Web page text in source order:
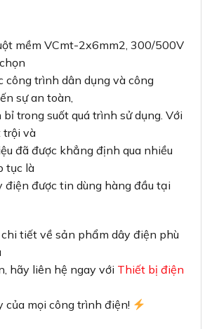
mềm VCmt-2x6mm2, 300/500V
công trình dân dụng và công
sự an toàn,
bỉ trong suốt quá trình sử dụng. Với
trội và
đã được khẳng định qua nhiều
tục là
điện được tin dùng hàng đầu tại
tiết về sản phẩm dây điện phù
hãy liên hệ ngay với Thiết bị điện
của mọi công trình điện!